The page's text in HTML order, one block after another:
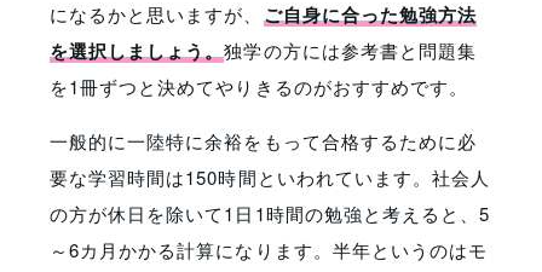
になるかと思いますが、 ご自身に合った勉強方法
を選択しましょう。独学の方には参考書と問題集
を1冊ずつと決めてやりきるのがおすすめです。
一般的に一陸特に余裕をもって合格するために必
要な学習時間は150時間といわれています。社会人
の方が休日を除いて1日1時間の勉強と考えると、5
～6カ月かかる計算になります。半年というのはモ